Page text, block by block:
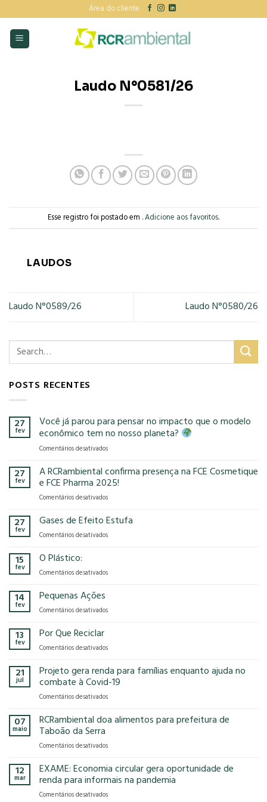
to
content
Área do cliente
Laudo N°0581/26
Esse registro foi postado em .Adicione aos favoritos.
LAUDOS
Laudo N°0589/26 Laudo N°0580/26
POSTS RECENTES
27
fev
Você já parou para pensar no impacto que o modelo
econômico tem no nosso planeta?
Comentários desativadosem
já
parou
para
pensar
impacto
o
tem
27
fev
A RCRambiental confirma presença na FCE Cosmetique
e FCE Pharma 2025!
Comentários desativadosem
RCRambiental
presença
e
2025!
27
fev
Gases de Efeito Estufa
Comentários desativadosem
Estufa
15
fev
O Plástico:
Comentários desativadosem
14
fev
Pequenas Ações
Comentários desativadosem
13
fev
Por Que Reciclar
Comentários desativadosem
Que
Reciclar
21
jul
Projeto gera renda para famílias enquanto ajuda no
combate à Covid-19
Comentários desativadosem
gera
famílias
ajuda
no
à
07
maio
RCRambiental doa alimentos para prefeitura de
Taboão da Serra
Comentários desativadosem
doa
alimentos
para
prefeitura
12
mar
EXAME: Economia circular gera oportunidade de
renda para informais na pandemia
Comentários desativadosem